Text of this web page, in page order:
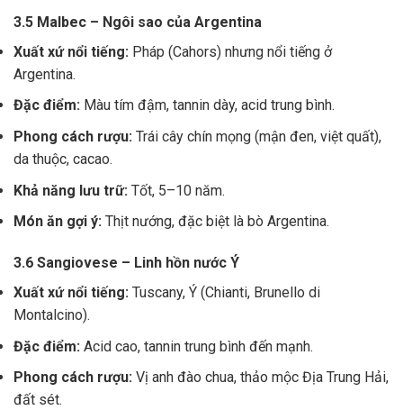
3.5 Malbec – Ngôi sao của Argentina
Xuất xứ nổi tiếng: Pháp (Cahors) nhưng nổi tiếng ở
Argentina.
Đặc điểm: Màu tím đậm, tannin dày, acid trung bình.
Phong cách rượu: Trái cây chín mọng (mận đen, việt quất),
da thuộc, cacao.
Khả năng lưu trữ: Tốt, 5–10 năm.
Món ăn gợi ý: Thịt nướng, đặc biệt là bò Argentina.
3.6 Sangiovese – Linh hồn nước Ý
Xuất xứ nổi tiếng: Tuscany, Ý (Chianti, Brunello di
Montalcino).
Đặc điểm: Acid cao, tannin trung bình đến mạnh.
Phong cách rượu: Vị anh đào chua, thảo mộc Địa Trung Hải,
đất sét.